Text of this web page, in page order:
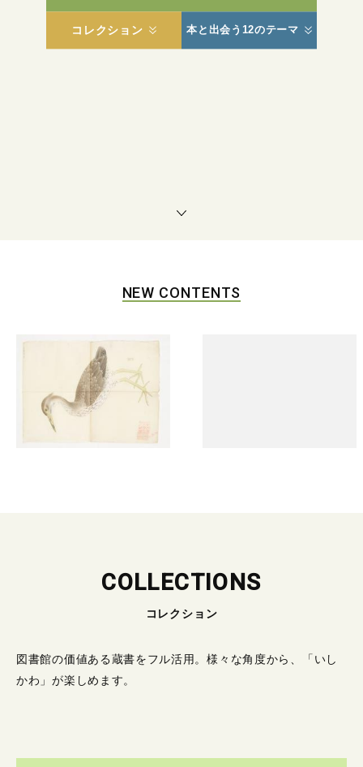
コレクション 本と出会う12のテーマ
NEW CONTENTS
COLLECTIONS
コレクション
図書館の価値ある蔵書をフル活用。様々な角度から、「いし
かわ」が楽しめます。